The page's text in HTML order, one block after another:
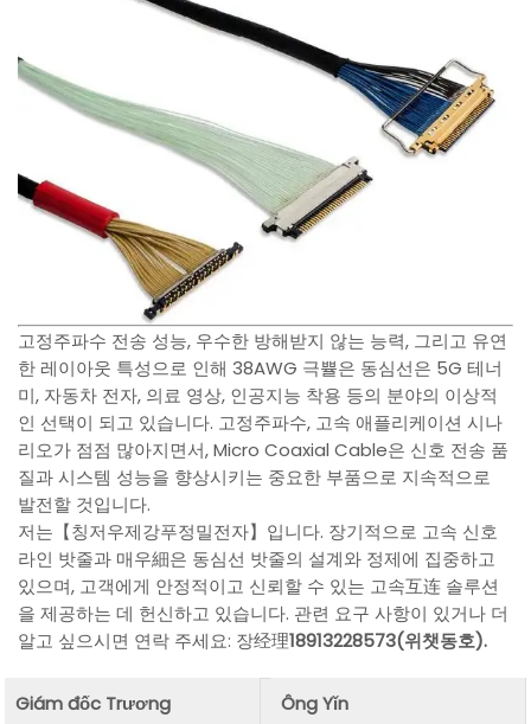
고정주파수 전송 성능, 우수한 방해받지 않는 능력, 그리고 유연
한 레이아웃 특성으로 인해 38AWG 극쁄은 동심선은 5G 테너
미, 자동차 전자, 의료 영상, 인공지능 착용 등의 분야의 이상적
인 선택이 되고 있습니다. 고정주파수, 고속 애플리케이션 시나
리오가 점점 많아지면서, Micro Coaxial Cable은 신호 전송 품
질과 시스템 성능을 향상시키는 중요한 부품으로 지속적으로
발전할 것입니다.
저는【칭저우제강푸정밀전자】입니다. 장기적으로 고속 신호
라인 밧줄과 매우細은 동심선 밧줄의 설계와 정제에 집중하고
있으며, 고객에게 안정적이고 신뢰할 수 있는 고속互连 솔루션
을 제공하는 데 헌신하고 있습니다. 관련 요구 사항이 있거나 더
알고 싶으시면 연락 주세요: 장经理18913228573(위챗동호).
Giám đốc Trương
Ông Yǐn